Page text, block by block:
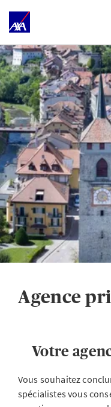
Agence
Votre
Vous souhaitez
spécialistes vous